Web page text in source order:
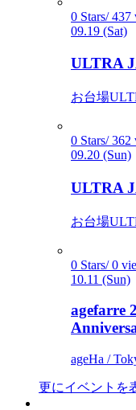
0 Stars/ 437
09.19 (Sat)
ULTRA
お台場
0 Stars/ 362
09.20 (Sun)
ULTRA
お台場
0 Stars/ 0
10.11 (Sun)
agefarre
ageHa /
更にイベントを